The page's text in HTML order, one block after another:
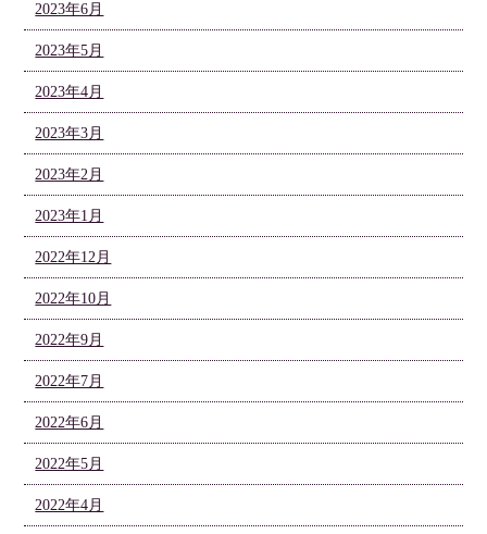
2023年6月
2023年5月
2023年4月
2023年3月
2023年2月
2023年1月
2022年12月
2022年10月
2022年9月
2022年7月
2022年6月
2022年5月
2022年4月